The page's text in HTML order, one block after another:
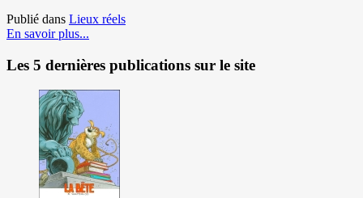
Publié dans Lieux réels
En savoir plus...
Les 5 dernières publications sur le site